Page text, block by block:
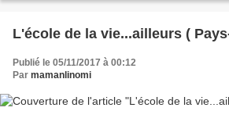
L'école de la vie...ailleurs (
Publié le 05/11/2017 à 00:12
Par mamanlinomi